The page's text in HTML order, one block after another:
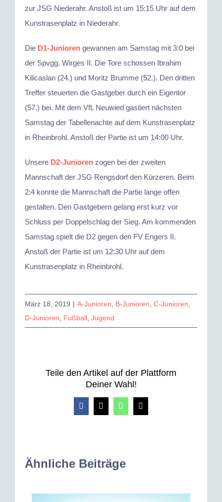
zur JSG Niederahr. Anstoß ist um 15:15 Uhr auf dem
Kunstrasenplatz in Niederahr.
Die D1-Junioren gewannen am Samstag mit 3:0 bei
der Spvgg. Wirges II. Die Tore schossen Ibrahim
Kilicaslan (24.) und Moritz Brumme (52.). Den dritten
Treffer steuerten die Gastgeber durch ein Eigentor
(57.) bei. Mit dem VfL Neuwied gastiert nächsten
Samstag der Tabellenachte auf dem Kunstrasenplatz
in Rheinbrohl. Anstoß der Partie ist um 14:00 Uhr.
Unsere D2-Junioren zogen bei der zweiten
Mannschaft der JSG Rengsdorf den Kürzeren. Beim
2:4 konnte die Mannschaft die Partie lange offen
gestalten. Den Gastgebern gelang erst kurz vor
Schluss per Doppelschlag der Sieg. Am kommenden
Samstag spielt die D2 gegen den FV Engers II.
Anstoß der Partie ist um 12:30 Uhr auf dem
Kunstrasenplatz in Rheinbrohl.
März 18, 2019 | A-Junioren B-Junioren C-Junioren
D-Junioren
Fußball Jugend
Teile den Artikel auf der Plattform
Deiner Wahl!
Facebook
X WhatsApp
E-
Mail
Ähnliche Beiträge